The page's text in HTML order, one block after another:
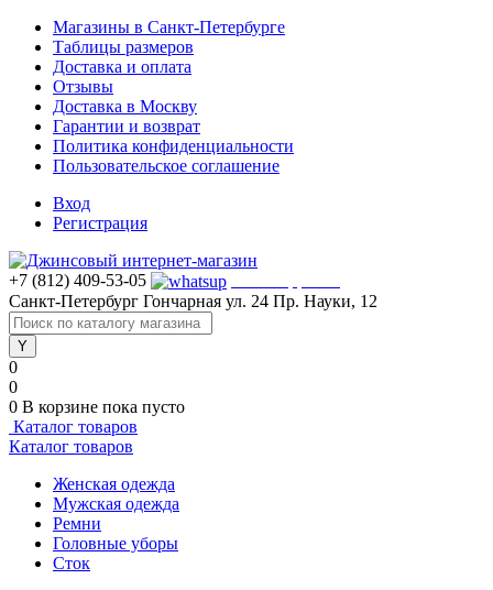
Магазины в Санкт-Петербурге
Таблицы размеров
Доставка и оплата
Отзывы
Доставка в Москву
Гарантии и возврат
Политика конфиденциальности
Пользовательское соглашение
Вход
Регистрация
+7 (812) 409-53-05
Санкт-Петербург Гончарная ул. 24 Пр. Науки, 12
0
0
0 В корзине пока пусто
Каталог товаров
Каталог товаров
Женская одежда
Мужская одежда
Ремни
Головные уборы
Сток